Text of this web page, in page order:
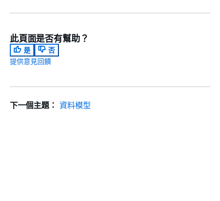
此頁面是否有幫助？
是
否
提供意見回饋
下一個主題： 資料模型